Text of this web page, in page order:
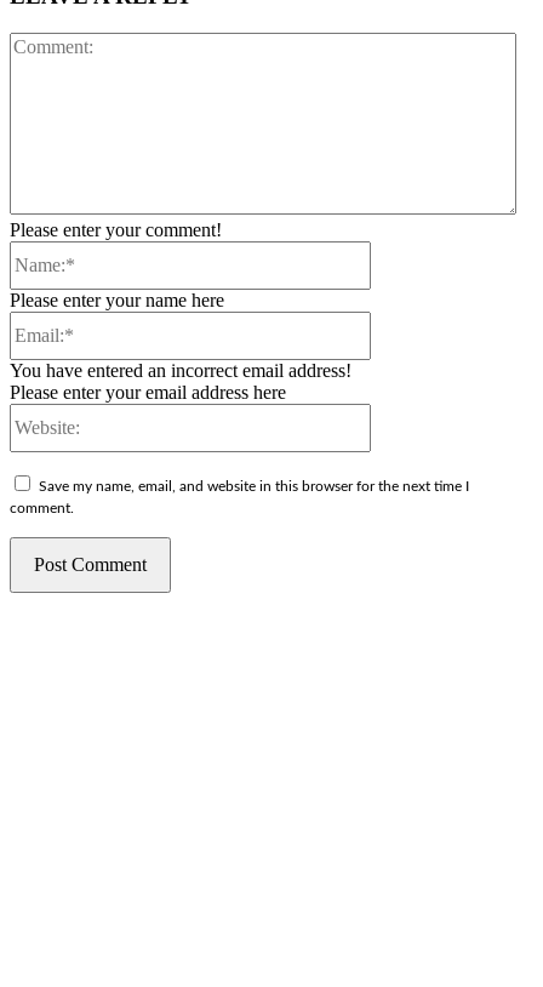
Please enter your comment!
Please enter your name here
You have entered an incorrect email address!
Please enter your email address here
Save my name, email, and website in this browser for the next time I
comment.